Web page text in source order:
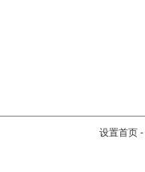
设置首页 -